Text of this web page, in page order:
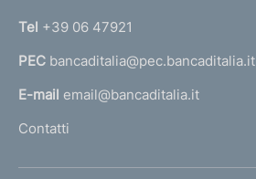
n
a
l
'
Tel +39 06 47921
PEC bancaditalia@pec.bancaditalia.it
E-mail email@bancaditalia.it
Contatti